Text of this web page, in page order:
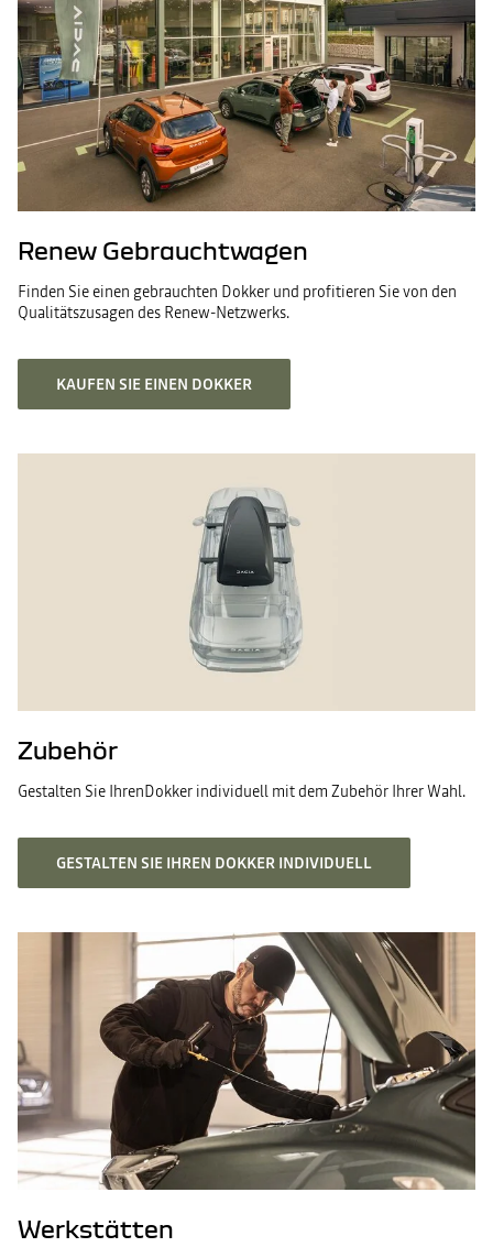
Renew Gebrauchtwagen
Finden Sie einen gebrauchten Dokker und profitieren Sie von den
Qualitätszusagen des Renew-Netzwerks.
KAUFEN SIE EINEN DOKKER
Zubehör
Gestalten Sie IhrenDokker individuell mit dem Zubehör Ihrer Wahl.
GESTALTEN SIE IHREN DOKKER INDIVIDUELL
Werkstätten